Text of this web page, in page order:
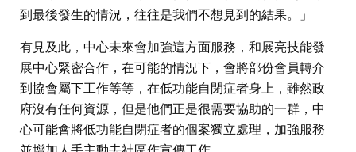
到最後發生的情況，往往是我們不想見到的結果。」
有見及此，中心未來會加強這方面服務，和展亮技能發
展中心緊密合作，在可能的情況下，會將部份會員轉介
到協會屬下工作等等，在低功能自閉症者身上，雖然政
府沒有任何資源，但是他們正是很需要協助的一群，中
心可能會將低功能自閉症者的個案獨立處理，加強服務